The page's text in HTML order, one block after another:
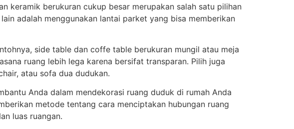
keramik berukuran cukup besar merupakan salah satu pilihan
adalah menggunakan lantai parket yang bisa memberikan
side table dan coffe table berukuran mungil atau meja
ruang lebih lega karena bersifat transparan. Pilih juga
atau sofa dua dudukan.
Anda dalam mendekorasi ruang duduk di rumah Anda
metode tentang cara menciptakan hubungan ruang
luas ruangan.